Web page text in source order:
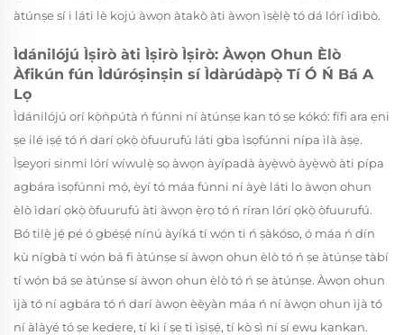
àtúnṣe sí i láti lè kojú àwọn àtakò àti àwọn ìṣẹ̀lẹ̀ tó dá lórí ìdìbò.
Ìdánilójú Ìṣirò àti Ìṣirò Ìṣirò: Àwọn Ohun Èlò
Àfikún fún Ìdúróṣinṣin sí Ìdàrúdàpọ̀ Tí Ó Ń Bá A
Lọ
Ìdánilójú orí kọ̀ǹpútà ń fúnni ní àtúnṣe kan tó ṣe kókó: fífi ara ẹni
ṣe ilé iṣẹ́ tó ń darí ọkọ̀ òfuurufú láti gba ìsọfúnni nípa ìlà àṣẹ.
Ìṣeyọri sinmi lórí wíwulẹ̀ sọ àwọn àyípadà àyẹ̀wò àyẹ̀wò àti pípa
agbára ìsọfúnni mọ́, èyí tó máa fúnni ní àyè láti lo àwọn ohun
èlò ìdarí ọkọ̀ òfuurufú àti àwọn ẹ̀rọ tó ń ríran lórí ọkọ̀ òfuurufú.
Bó tilẹ̀ jẹ́ pé ó gbéṣẹ́ nínú àyíká tí wọ́n ti ń ṣàkóso, ó máa ń dín
kù nígbà tí wọ́n bá fi àtúnṣe sí àwọn ohun èlò tó ń ṣe àtúnṣe tàbí
tí wọ́n bá ṣe àtúnṣe sí àwọn ohun èlò tó ń ṣe àtúnṣe. Àwọn ohun
ìjà tó ní agbára tó ń darí àwọn èèyàn máa ń ní àwọn ohun ìjà tó
ní àlàyé tó ṣe kedere, tí kì í ṣe ti ìṣiṣẹ́, tí kò sì ní sí ewu kankan.